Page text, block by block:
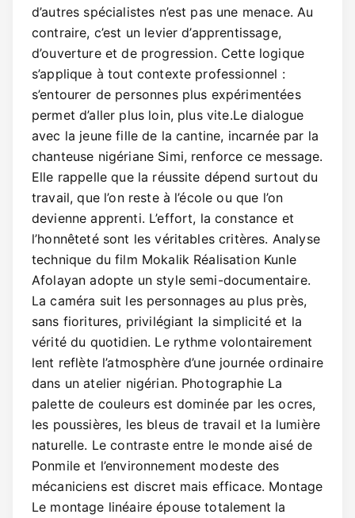
d’autres spécialistes n’est pas une menace. Au
contraire, c’est un levier d’apprentissage,
d’ouverture et de progression. Cette logique
s’applique à tout contexte professionnel :
s’entourer de personnes plus expérimentées
permet d’aller plus loin, plus vite.Le dialogue
avec la jeune fille de la cantine, incarnée par la
chanteuse nigériane Simi, renforce ce message.
Elle rappelle que la réussite dépend surtout du
travail, que l’on reste à l’école ou que l’on
devienne apprenti. L’effort, la constance et
l’honnêteté sont les véritables critères. Analyse
technique du film Mokalik Réalisation Kunle
Afolayan adopte un style semi-documentaire.
La caméra suit les personnages au plus près,
sans fioritures, privilégiant la simplicité et la
vérité du quotidien. Le rythme volontairement
lent reflète l’atmosphère d’une journée ordinaire
dans un atelier nigérian. Photographie La
palette de couleurs est dominée par les ocres,
les poussières, les bleus de travail et la lumière
naturelle. Le contraste entre le monde aisé de
Ponmile et l’environnement modeste des
mécaniciens est discret mais efficace. Montage
Le montage linéaire épouse totalement la